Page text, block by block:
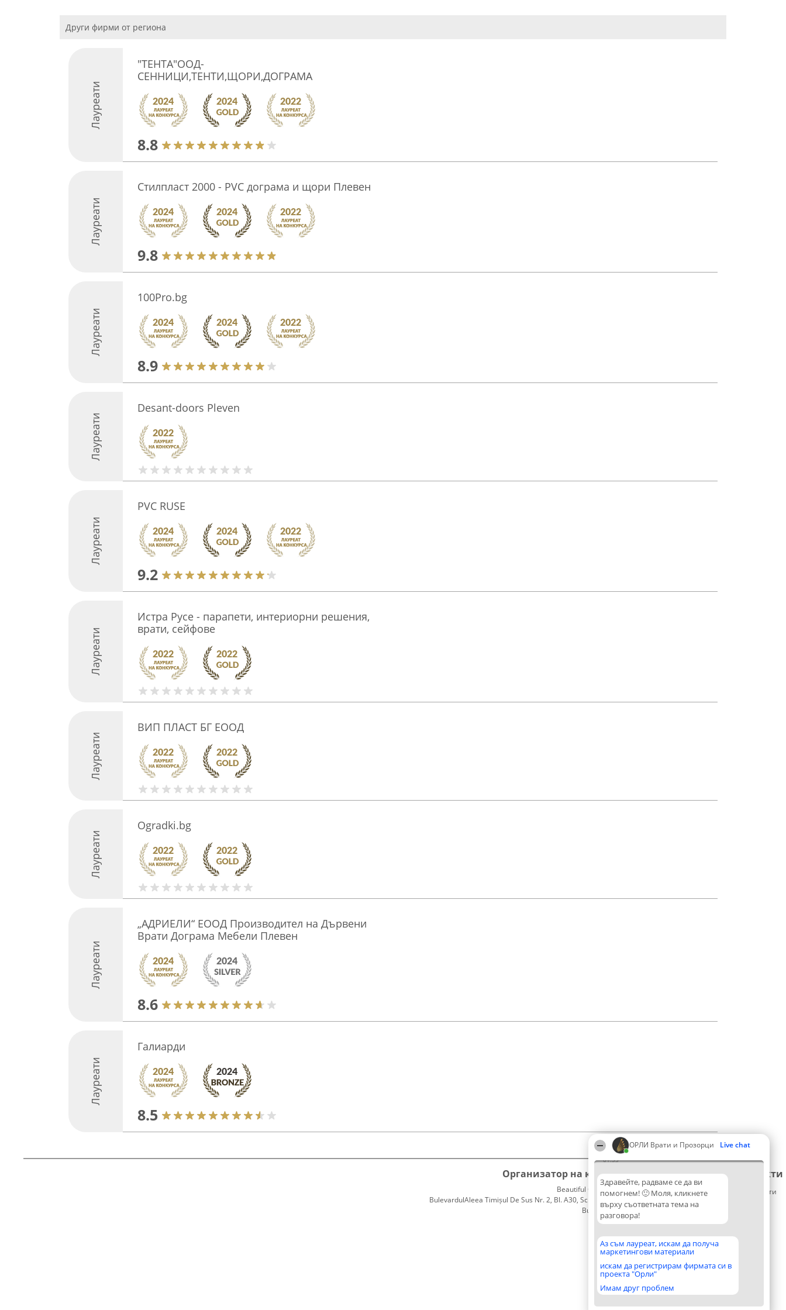
ОРЛИ Врати и Прозорци Live chat
01:33
Здравейте, радваме се да ви
помогнем! 🙂 Моля, кликнете
върху съответната тема на
разговора!
Аз съм лауреат, искам да получа
маркетингови материали
искам да регистрирам фирмата си в
проекта "Орли"
Имам друг проблем
Други фирми от региона
Лауреати
"ТЕНТА"ООД-
СЕННИЦИ,ТЕНТИ,ЩОРИ,ДОГРАМА
8.8
Лауреати
Стилпласт 2000 - PVC дограма и щори Плевен
9.8
Лауреати
100Pro.bg
8.9
Лауреати
Desant-doors Pleven
Лауреати
PVC RUSE
9.2
Лауреати
Истра Русе - парапети, интериорни решения,
врати, сейфове
Лауреати
ВИП ПЛАСТ БГ ЕООД
Лауреати
Ogradki.bg
Лауреати
„АДРИЕЛИ“ ЕООД Производител на Дървени
Врати Дограма Мебели Плевен
8.6
Лауреати
Галиарди
8.5
Организатор на класиране
Beautiful Company S.R.L.
BulevardulAleea Timișul De Sus Nr. 2, Bl. A30, Sc. A, Et. 4, Ap. 13
București 53-238
CUI 36737675
Класация
Победители
Списък
на
Правила
Статут/
Устав
Политика
поверителност
Контакти
Контакти